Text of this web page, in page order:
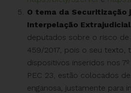
O tema da Securitização
Interpelação Extrajudicial
deputados sobre o risco
459/2017, pois o seu
dispositivos inseridos nos
PEC 23, estão colocados
enganosa, justamente para